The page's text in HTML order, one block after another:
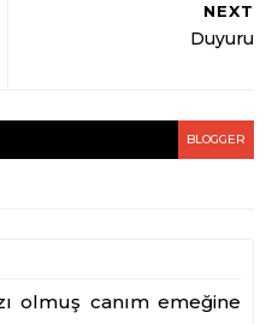
NEXT
Duyuru
BLOGGER
olmuş canım emeğine